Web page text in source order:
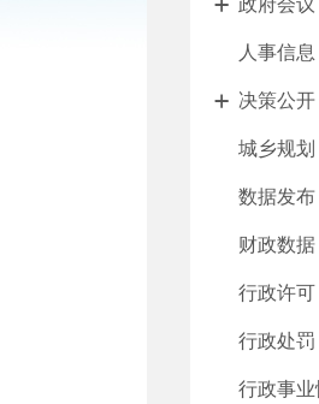
政府会议
人事信息
决策公开
城乡规划
数据发布
财政数据
行政许可
行政处罚
行政事